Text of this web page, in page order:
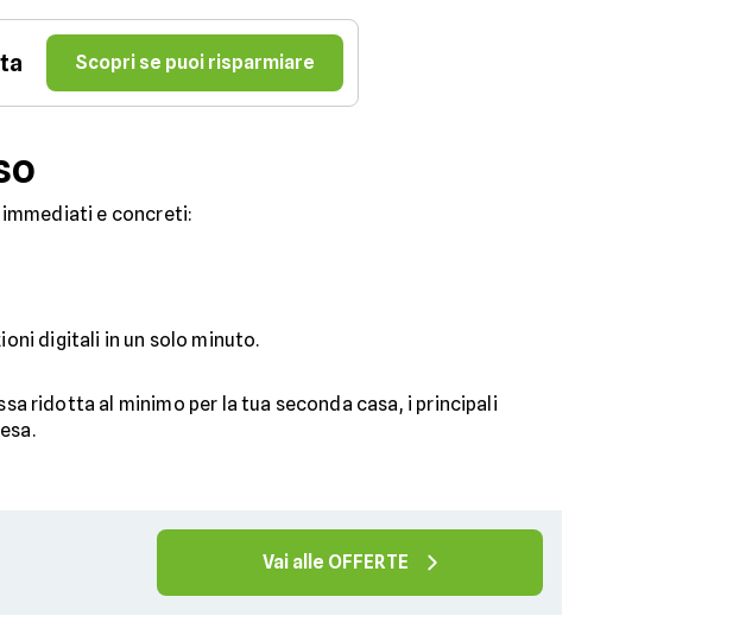
Scopri se puoi risparmiare
e concreti:
digitali in un solo minuto.
ridotta al minimo per la tua seconda casa, i principali
Vai alle OFFERTE